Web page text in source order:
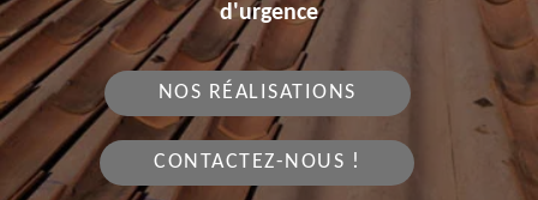
d'urgence
NOS RÉALISATIONS
CONTACTEZ-NOUS !